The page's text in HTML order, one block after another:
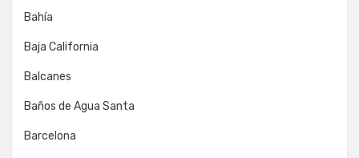
Bahía
Baja California
Balcanes
Baños de Agua Santa
Barcelona